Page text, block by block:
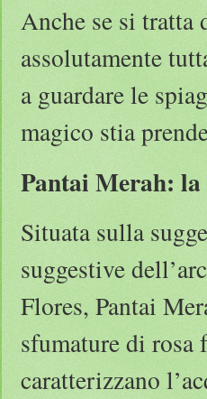
Anche se si tratta
assolutamente
a guardare le
magico stia
Pantai Merah: la
Situata sulla
suggestive
Flores, Pantai
sfumature di rosa
caratterizzano